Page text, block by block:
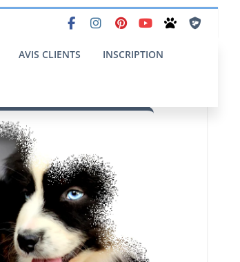
AVIS CLIENTS INSCRIPTION